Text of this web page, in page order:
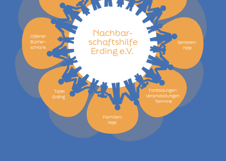
Offener
Bücher-
schrank
Familien-
hilfe
Tafel
Erding
Senioren-
hilfe
Fortbildungen
Veranstaltungen
Termine
Nachbar-
schaftshilfe
Erding e.V.